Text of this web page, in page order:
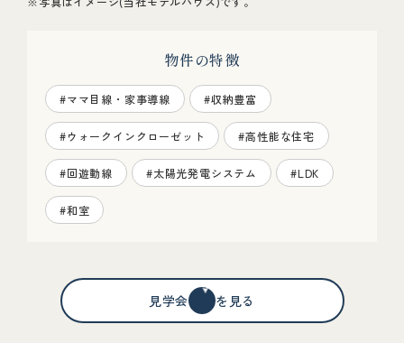
物件の特徴
#ママ目線・家事導線 #収納豊富
#ウォークインクローゼット #高性能な住宅
#回遊動線 #太陽光発電システム #LDK
#和室
見学会情報を見る